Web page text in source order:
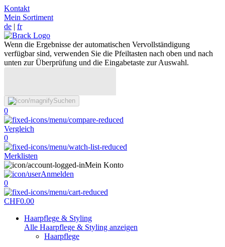
Kontakt
Mein Sortiment
de | fr
Wenn die Ergebnisse der automatischen Vervollständigung
verfügbar sind, verwenden Sie die Pfeiltasten nach oben und nach
unten zur Überprüfung und die Eingabetaste zur Auswahl.
Suchen
0
Vergleich
0
Merklisten
Mein Konto
Anmelden
0
CHF0.00
Haarpflege & Styling
Alle Haarpflege & Styling anzeigen
Haarpflege